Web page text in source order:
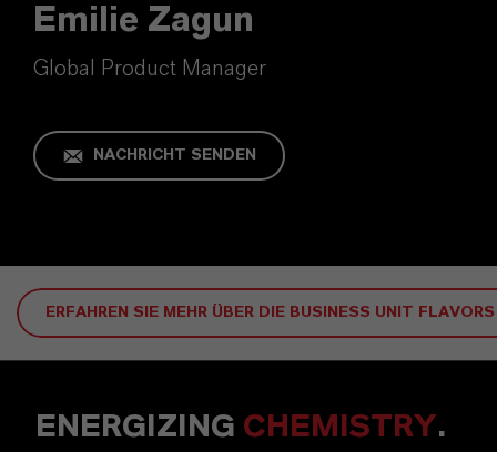
Emilie Zagun
Global Product Manager
NACHRICHT SENDEN
ERFAHREN SIE MEHR ÜBER DIE BUSINESS UNIT
ENERGIZING CHEMISTRY.